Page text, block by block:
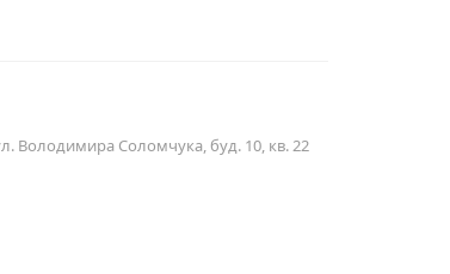
Володимира Соломчука, буд. 10, кв. 22